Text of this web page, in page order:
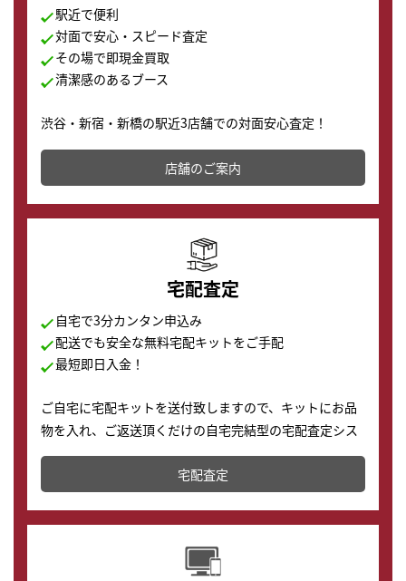
駅近で便利
対面で安心・スピード査定
その場で即現金買取
清潔感のあるブース
渋谷・新宿・新橋の駅近3店舗での対面安心査定！
その場で現金買取致します。渋谷本店では、時計販売の
店舗を併設しており、下取りに出してお得に新しい時計
の購入もできます♪
店舗のご案内
宅配査定
自宅で3分カンタン申込み
配送でも安全な無料宅配キットをご手配
最短即日入金！
ご自宅に宅配キットを送付致しますので、キットにお品
物を入れ、ご返送頂くだけの自宅完結型の宅配査定シス
テムです。
配送でも簡単&安全に査定・買取に出すことが可能で
す。
宅配査定